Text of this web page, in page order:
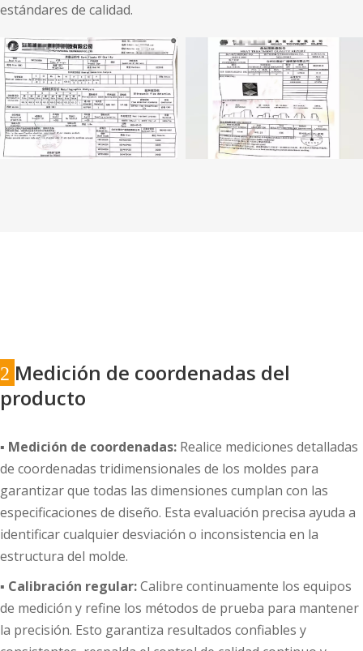
estándares de calidad.
2 Medición de coordenadas del
producto
▪ Medición de coordenadas: Realice mediciones detalladas
de coordenadas tridimensionales de los moldes para
garantizar que todas las dimensiones cumplan con las
especificaciones de diseño. Esta evaluación precisa ayuda a
identificar cualquier desviación o inconsistencia en la
estructura del molde.
▪ Calibración regular:Calibre continuamente los equipos
de medición y refine los métodos de prueba para mantener
la precisión. Esto garantiza resultados confiables y